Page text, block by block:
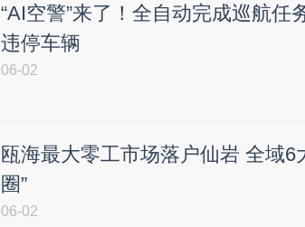
“AI空警”来了！全自动完成巡航任
违停车辆
06-02
瓯海最大零工市场落户仙岩 全域6
圈”
06-02